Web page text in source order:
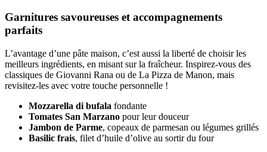
Garnitures savoureuses et accompagnements
parfaits
L’avantage d’une pâte maison, c’est aussi la liberté de choisir les
meilleurs ingrédients, en misant sur la fraîcheur. Inspirez-vous des
classiques de Giovanni Rana ou de La Pizza de Manon, mais
revisitez-les avec votre touche personnelle !
Mozzarella di bufala fondante
Tomates San Marzano pour leur douceur
Jambon de Parme, copeaux de parmesan ou légumes grillés
Basilic frais, filet d’huile d’olive au sortir du four